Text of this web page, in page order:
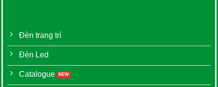
Đèn trang trí
Đèn Led
Catalogue